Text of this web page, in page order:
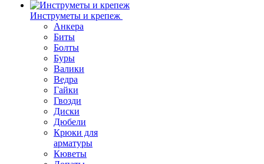
Инструметы и крепеж
Анкера
Биты
Болты
Буры
Валики
Ведра
Гайки
Гвозди
Диски
Дюбели
Крюки для
арматуры
Кюветы